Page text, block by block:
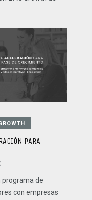
PARA
programa de
con empresas